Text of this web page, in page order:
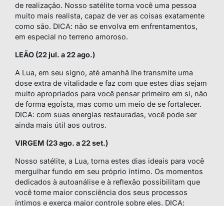
de realização. Nosso satélite torna você uma pessoa
muito mais realista, capaz de ver as coisas exatamente
como são. DICA: não se envolva em enfrentamentos,
em especial no terreno amoroso.
LEÃO (22 jul. a 22 ago.)
A Lua, em seu signo, até amanhã lhe transmite uma
dose extra de vitalidade e faz com que estes dias sejam
muito apropriados para você pensar primeiro em si, não
de forma egoísta, mas como um meio de se fortalecer.
DICA: com suas energias restauradas, você pode ser
ainda mais útil aos outros.
VIRGEM (23 ago. a 22 set.)
Nosso satélite, a Lua, torna estes dias ideais para você
mergulhar fundo em seu próprio íntimo. Os momentos
dedicados à autoanálise e à reflexão possibilitam que
você tome maior consciência dos seus processos
íntimos e exerça maior controle sobre eles. DICA: